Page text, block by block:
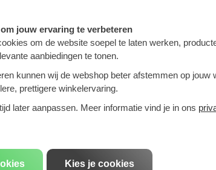
jouw ervaring te verbeteren
om de website soepel te laten werken,
aanbiedingen te tonen.
kunnen wij de webshop beter afstemmen op jouw
prettigere winkelervaring.
later aanpassen. Meer informatie vind je in ons
Kies je cookies